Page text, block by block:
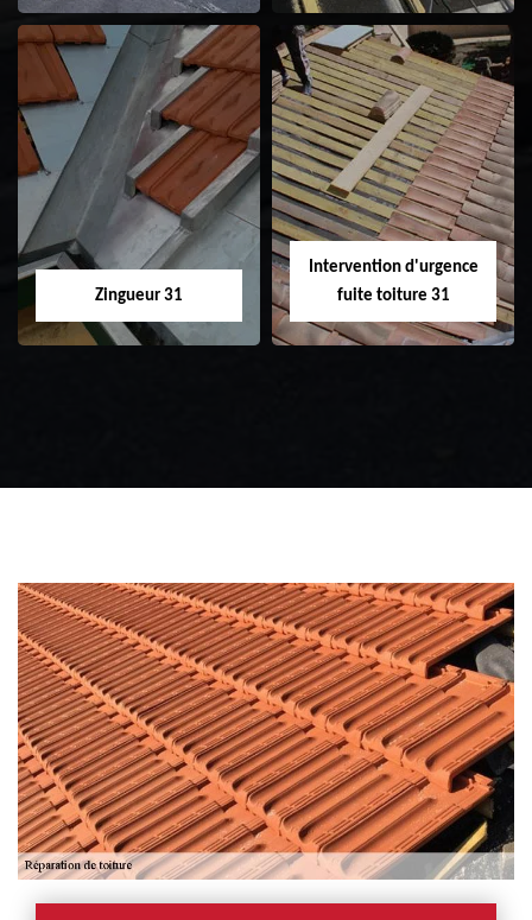
Etanchéité toiture
31
Réparation de
toiture 31
Zingueur 31
Intervention d'urgence
fuite toiture 31